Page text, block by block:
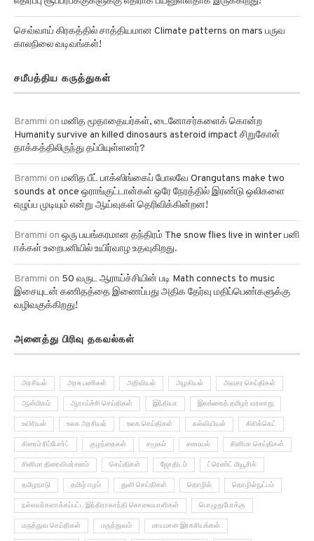
செவ்வாய் கிரகத்தில் சாத்தியமான Climate patterns on mars பருவ
காலநிலை வடிவங்கள்!
Humanity survive an killed dinosaurs asteroid impact சிறுகோள்
தாக்கத்திலிருந்து தப்பியுள்ளனர்?
Brammionமனித பீட் பாக்ஸிங்கைப் போலவே Orangutans make two
sounds at once ஒராங்குட்டான்கள் ஒரே நேரத்தில் இரண்டு ஒலிகளை
எழுப்ப முடியும் என்று ஆய்வுகள் தெரிவிக்கின்றன!
Brammionஒரு பயங்கரமான தந்திரம் The snow flies live in winter பனி
ஈக்கள் உறைபனியில் உயிர்வாழ உதவுகிறது.
Brammion50 வருட ஆராய்ச்சியின் படி Math connects to music
இசையுடன் கணிதத்தை இணைப்பது அதிக தேர்வு மதிப்பெண்களுக்கு
வழிவகுக்கிறது!
ஆன்மிகம் ஆராய்ச்சி செய்திகள் இந்தியா இலங்கைத் தமிழர் வரலாறு
உயிரியல் உலக அரசியல் உலக செய்திகள் கல்வியியல் கிரிக்கெட்
கிரைம் ரிப்போர்ட் குழந்தைகள் சமூகம் சமையல் சினிமா செய்திகள்
சினிமா திரைவிமர்சனம் செய்திகள் ஜோதிடம் ட்ரெண்ட் மியூசிக்
தமிழநாடு தமிழ் ஈழம் துளி செய்திகள் தொழில் தொழில்நுட்பம்
நல்லவர்களாக்கப்பட்ட இந்திராகாந்தி கொலையாளிகள் பொழுதுபோக்கு
மருத்துவ செய்திகள் மருத்துவம் மாயமான இரகசியங்கள்
மின் வாக்கெடுப்பு மோட்டார் லேட்டெஸ்ட் வீடியோஸ்